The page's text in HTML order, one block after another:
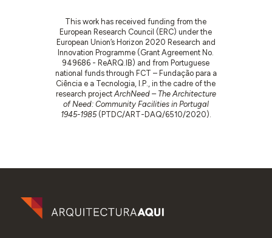
This work has received funding from the
European Research Council (ERC) under the
European Union’s Horizon 2020 Research and
Innovation Programme (Grant Agreement No.
949686 - ReARQ.IB) and from Portuguese
national funds through FCT – Fundação para a
Ciência e a Tecnologia, I.P., in the cadre of the
research project ArchNeed – The Architecture
of Need: Community Facilities in Portugal
1945-1985(PTDC/ART-DAQ/6510/2020).